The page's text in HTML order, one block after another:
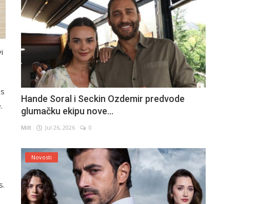
Hande Soral i Seckin Ozdemir predvode
glumačku ekipu nove...
Milt Jul 26, 2026 0
Novosti